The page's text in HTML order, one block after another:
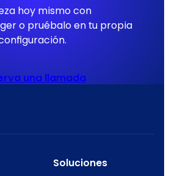
hoy mismo con
o pruébalo en tu propia
una llamada
Soluciones